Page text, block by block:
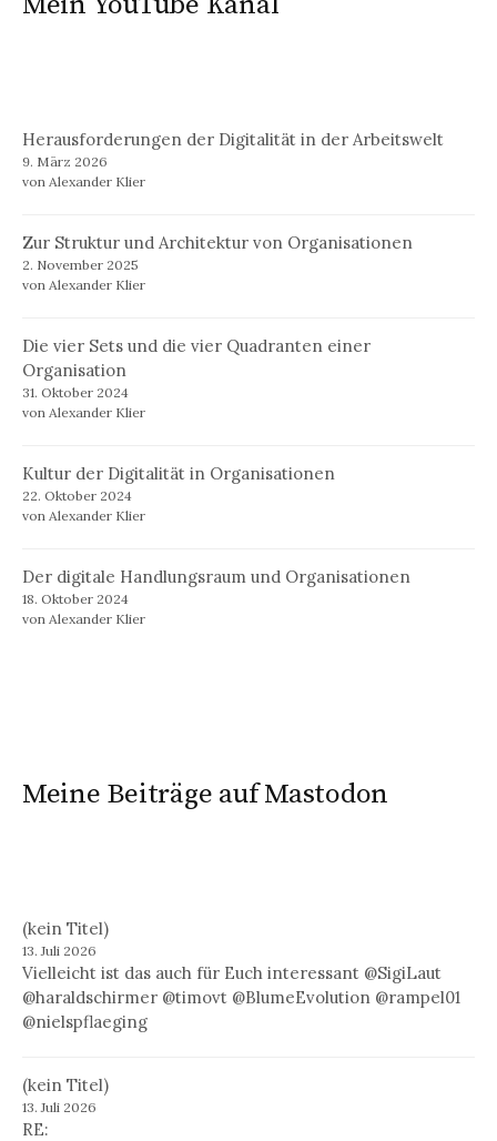
Herausforderungen der Digitalität in der Arbeitswelt
9. März 2026
von Alexander Klier
Zur Struktur und Architektur von Organisationen
2. November 2025
von Alexander Klier
Die vier Sets und die vier Quadranten einer
Organisation
31. Oktober 2024
von Alexander Klier
Kultur der Digitalität in Organisationen
22. Oktober 2024
von Alexander Klier
Der digitale Handlungsraum und Organisationen
18. Oktober 2024
von Alexander Klier
Meine Beiträge auf Mastodon
(kein Titel)
13. Juli 2026
Vielleicht ist das auch für Euch interessant @SigiLaut
@haraldschirmer @timovt @BlumeEvolution @rampel01
@nielspflaeging
(kein Titel)
13. Juli 2026
RE: